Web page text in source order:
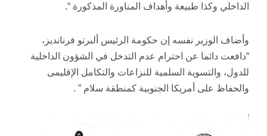
الداخلي وكذا طبيعة وأهداف المناورة المذكورة “.
وأضاف الوزير نفسه إن حكومة الرئيس ألبرتو فرنانديز،
“دافعت دائما عن احترام عدم التدخل في الشؤون الداخلية
للدول، والتسوية السلمية للنزاعات والتكامل الإقليمى
والحفاظ على أمريكا الجنوبية كمنطقة سلام ” .